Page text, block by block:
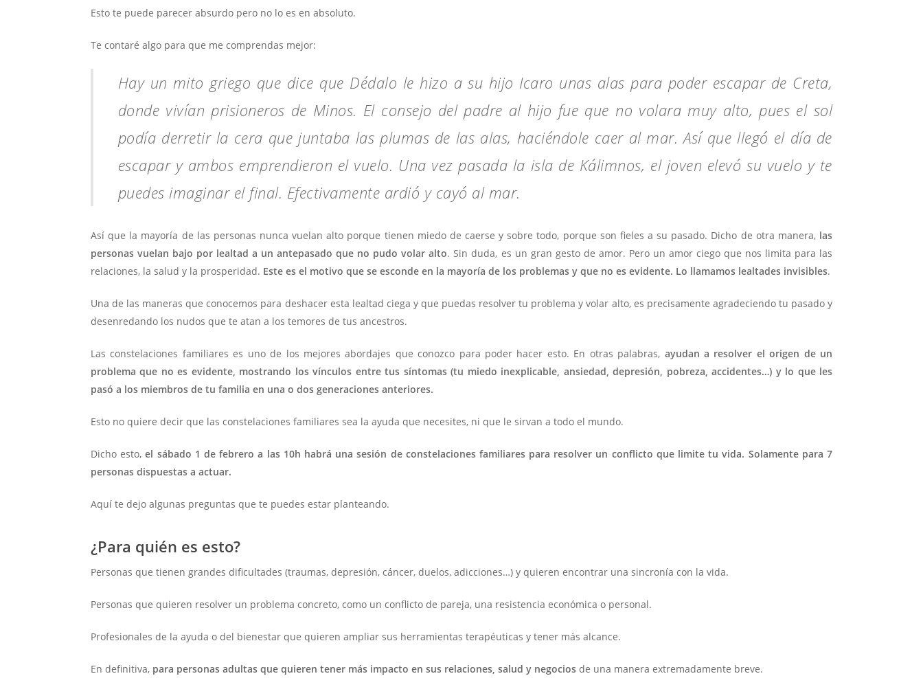
Esto te puede parecer absurdo pero no lo es en absoluto.
Te contaré algo para que me comprendas mejor:
Hay un mito griego que dice que Dédalo le hizo a su hijo Icaro unas alas para poder escapar de Creta,
donde vivían prisioneros de Minos. El consejo del padre al hijo fue que no volara muy alto, pues el sol
podía derretir la cera que juntaba las plumas de las alas, haciéndole caer al mar. Así que llegó el día de
escapar y ambos emprendieron el vuelo. Una vez pasada la isla de Kálimnos, el joven elevó su vuelo y te
puedes imaginar el final. Efectivamente ardió y cayó al mar.
Así que la mayoría de las personas nunca vuelan alto porque tienen miedo de caerse y sobre todo, porque son fieles a su pasado. Dicho de otra manera, las
personas vuelan bajo por lealtad a un antepasado que no pudo volar alto. Sin duda, es un gran gesto de amor. Pero un amor ciego que nos limita para las
relaciones, la salud y la prosperidad. Este es el motivo que se esconde en la mayoría de los problemas y que no es evidente. Lo llamamos lealtades invisibles.
Una de las maneras que conocemos para deshacer esta lealtad ciega y que puedas resolver tu problema y volar alto, es precisamente agradeciendo tu pasado y
desenredando los nudos que te atan a los temores de tus ancestros.
Las constelaciones familiares es uno de los mejores abordajes que conozco para poder hacer esto. En otras palabras, ayudan a resolver el origen de un
problema que no es evidente, mostrando los vínculos entre tus síntomas (tu miedo inexplicable, ansiedad, depresión, pobreza, accidentes…) y lo que les
pasó a los miembros de tu familia en una o dos generaciones anteriores.
Esto no quiere decir que las constelaciones familiares sea la ayuda que necesites, ni que le sirvan a todo el mundo.
Dicho esto,el sábado 1 de febrero a las 10h habrá una sesión de constelaciones familiares para resolver un conflicto que limite tu vida. Solamente para 7
personas dispuestas a actuar.
Aquí te dejo algunas preguntas que te puedes estar planteando.
¿Para quién es esto?
Personas que tienen grandes dificultades (traumas, depresión, cáncer, duelos, adicciones…) y quieren encontrar una sincronía con la vida.
Personas que quieren resolver un problema concreto, como un conflicto de pareja, una resistencia económica o personal.
Profesionales de la ayuda o del bienestar que quieren ampliar sus herramientas terapéuticas y tener más alcance.
En definitiva, para personas adultas que quieren tener más impacto en sus relaciones, salud y negocios de una manera extremadamente breve.